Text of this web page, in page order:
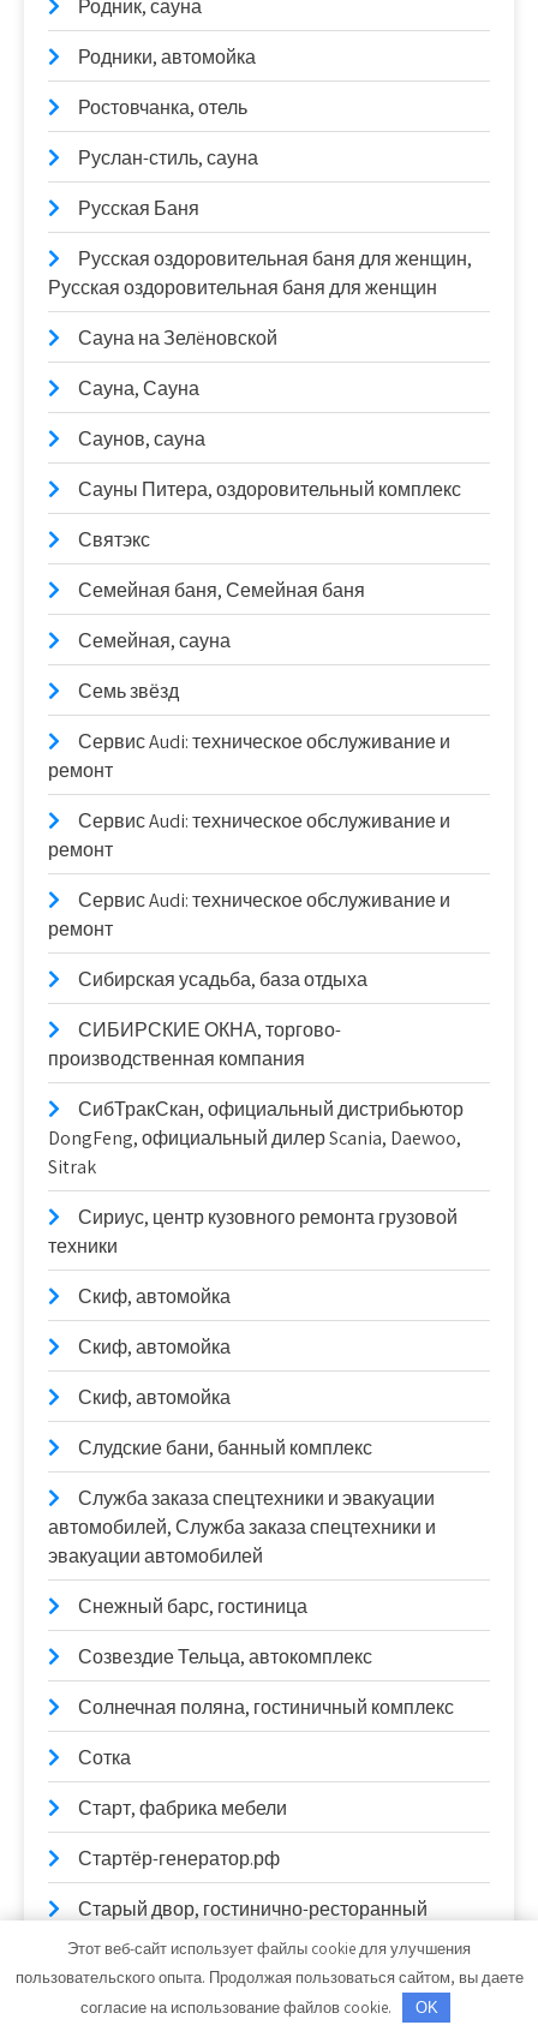
Родник, сауна
Родники, автомойка
Ростовчанка, отель
Руслан-стиль, сауна
Русская Баня
Русская оздоровительная баня для женщин,
Русская оздоровительная баня для женщин
Сауна на Зелëновской
Сауна, Сауна
Саунов, сауна
Сауны Питера, оздоровительный комплекс
Святэкс
Семейная баня, Семейная баня
Семейная, сауна
Семь звёзд
Сервис Audi: техническое обслуживание и
ремонт
Сервис Audi: техническое обслуживание и
ремонт
Сервис Audi: техническое обслуживание и
ремонт
Сибирская усадьба, база отдыха
СИБИРСКИЕ ОКНА, торгово-
производственная компания
СибТракСкан, официальный дистрибьютор
DongFeng, официальный дилер Scania, Daewoo,
Sitrak
Сириус, центр кузовного ремонта грузовой
техники
Скиф, автомойка
Скиф, автомойка
Скиф, автомойка
Слудские бани, банный комплекс
Служба заказа спецтехники и эвакуации
автомобилей, Служба заказа спецтехники и
эвакуации автомобилей
Снежный барс, гостиница
Созвездие Тельца, автокомплекс
Солнечная поляна, гостиничный комплекс
Сотка
Старт, фабрика мебели
Стартёр-генератор.рф
Старый двор, гостинично-ресторанный
комплекс
СТО
Этот веб-сайт использует файлы cookie для улучшения
пользовательского опыта. Продолжая пользоваться сайтом, вы даете
согласие на использование файлов cookie.
OK